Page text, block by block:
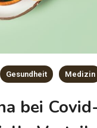
Gesundheit Medizin
bei